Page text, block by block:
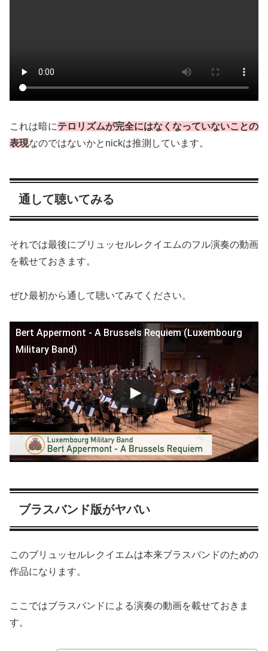
これは暗にテロリズムが完全にはなくなっていないことの
表現なのではないかとnickは推測しています。
通して聴いてみる
それでは最後にブリュッセルレクイエムのフル演奏の動画
を載せておきます。
ぜひ最初から通して聴いてみてください。
Bert Appermont - A Brussels Requiem (Luxembourg
Military Band)
ブラスバンド版がヤバい
このブリュッセルレクイエムは本来ブラスバンドのための
作品になります。
ここではブラスバンドによる演奏の動画を載せておきま
す。